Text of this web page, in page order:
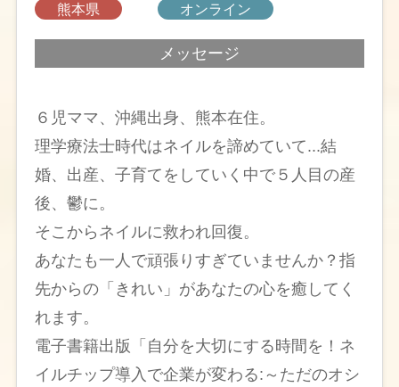
熊本県 オンライン
メッセージ
６児ママ、沖縄出身、熊本在住。
理学療法士時代はネイルを諦めていて...結
婚、出産、子育てをしていく中で５人目の産
後、鬱に。
そこからネイルに救われ回復。
あなたも一人で頑張りすぎていませんか？指
先からの「きれい」があなたの心を癒してく
れます。
電子書籍出版「自分を大切にする時間を！ネ
イルチップ導入で企業が変わる:～ただのオシ